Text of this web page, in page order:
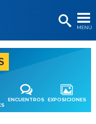
MENÚ
os
ENCUENTROS EXPOSICIONES